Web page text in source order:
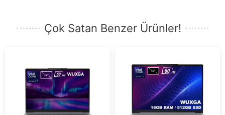
Çok Satan Benzer Ürünler!